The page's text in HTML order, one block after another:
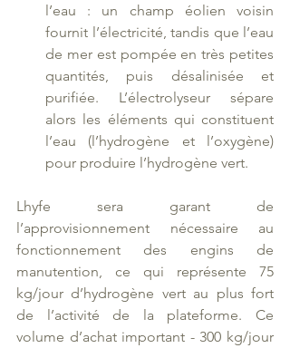
l’eau : un champ éolien voisin
fournit l’électricité, tandis que l’eau
de mer est pompée en très petites
quantités, puis désalinisée et
purifiée. L’électrolyseur sépare
alors les éléments qui constituent
l’eau (l’hydrogène et l’oxygène)
pour produire l’hydrogène vert.
Lhyfe sera garant de
l’approvisionnement nécessaire au
fonctionnement des engins de
manutention, ce qui représente 75
kg/jour d’hydrogène vert au plus fort
de l’activité de la plateforme. Ce
volume d’achat important - 300 kg/jour